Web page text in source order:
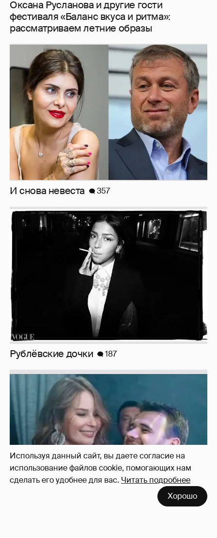
Используя данный сайт, вы даете согласие на
использование файлов cookie, помогающих нам
сделать его удобнее для вас. Читать подробнее
Хорошо
И снова невеста 357
Рублёвские дочки 187
Неужели правда?